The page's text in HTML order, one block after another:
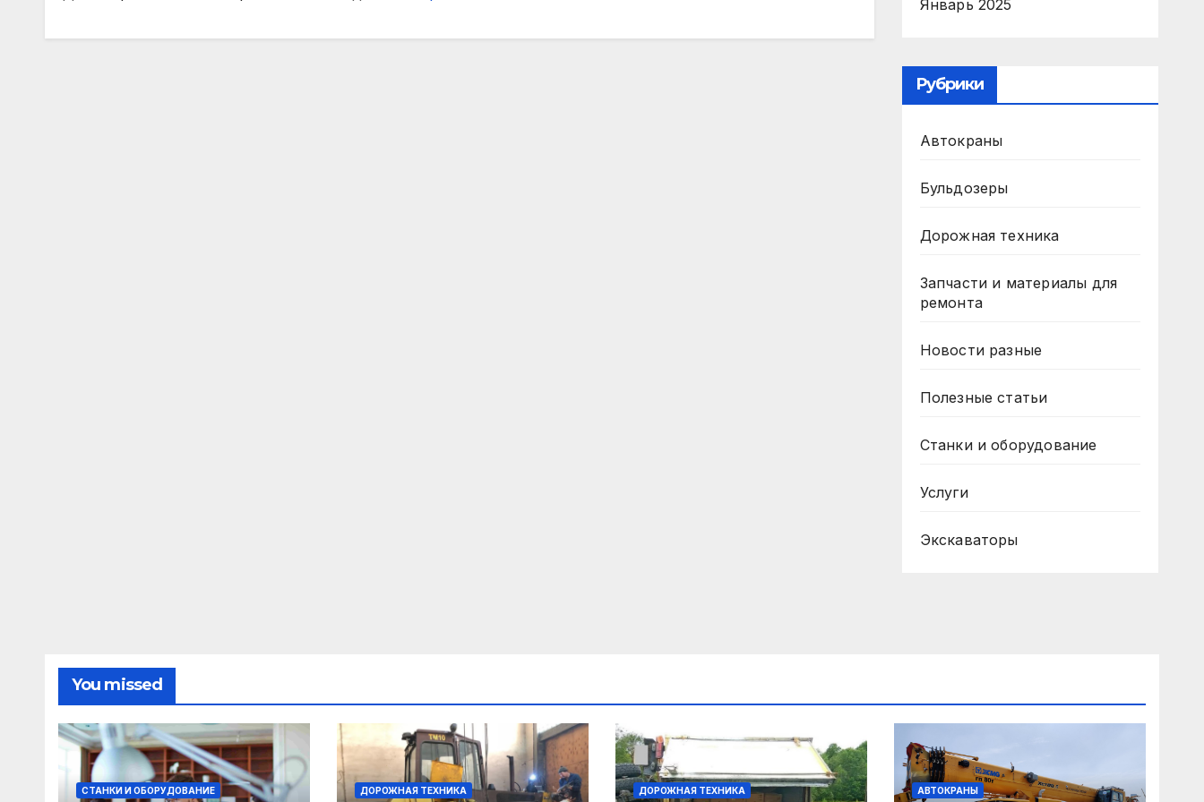
Январь 2025
Рубрики
Автокраны
Бульдозеры
Дорожная техника
Запчасти и материалы для
ремонта
Новости разные
Полезные статьи
Станки и оборудование
Услуги
Экскаваторы
You missed
СТАНКИ И ОБОРУДОВАНИЕ ДОРОЖНАЯ ТЕХНИКА ДОРОЖНАЯ ТЕХНИКА АВТОКРАНЫ